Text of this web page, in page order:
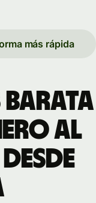
más rápida
barata
al